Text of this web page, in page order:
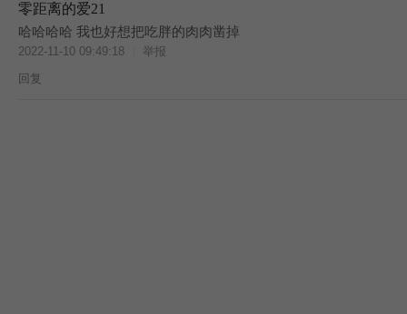
零距离的爱21
哈哈哈哈 我也好想把吃胖的肉肉凿掉
2022-11-10 09:49:18
举报
回复